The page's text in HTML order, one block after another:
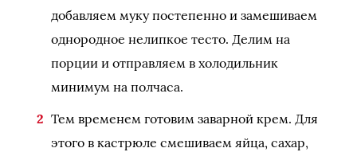
добавляем муку постепенно и замешиваем
однородное нелипкое тесто. Делим на
порции и отправляем в холодильник
минимум на полчаса.
Тем временем готовим заварной крем. Для
этого в кастрюле смешиваем яйца, сахар,